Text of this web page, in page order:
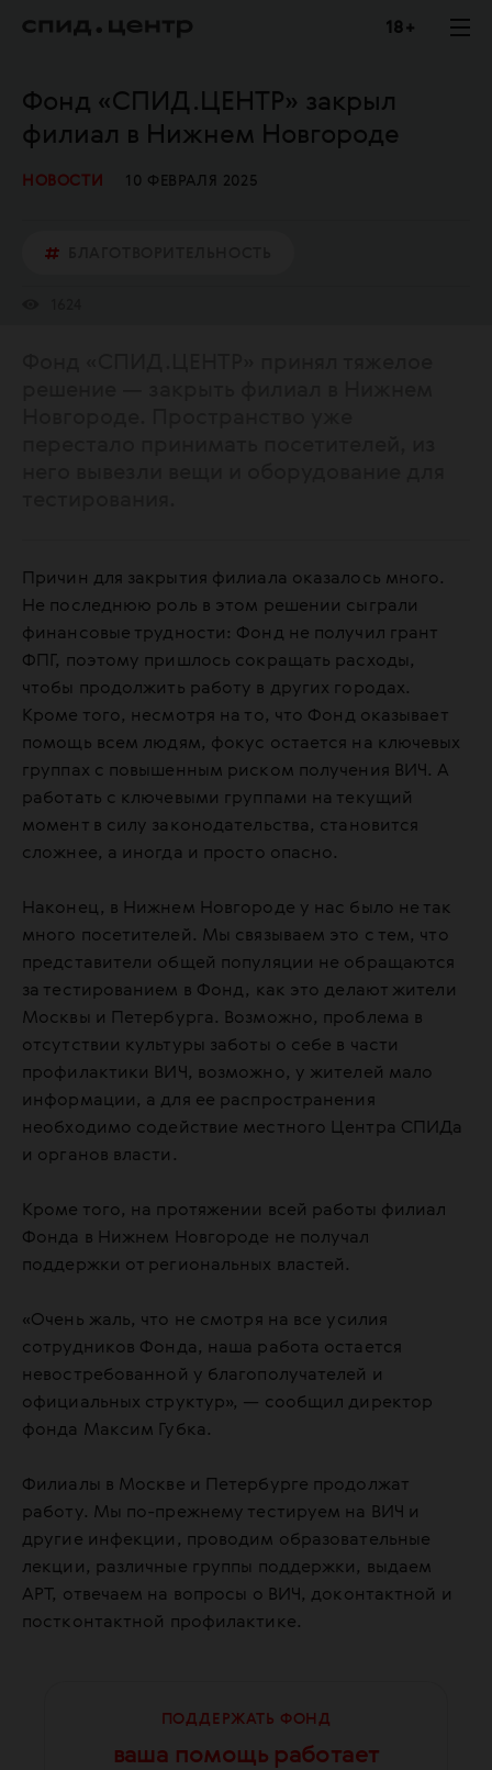
18 +
Фонд «СПИД.ЦЕНТР» закрыл
филиал в Нижнем Новгороде
НОВОСТИ 10 ФЕВРАЛЯ 2025
Причин для закрытия филиала оказалось много.
Не последнюю роль в этом решении сыграли
финансовые трудности: Фонд не получил грант
ФПГ, поэтому пришлось сокращать расходы,
чтобы продолжить работу в других городах.
Кроме того, несмотря на то, что Фонд оказывает
помощь всем людям, фокус остается на ключевых
группах с повышенным риском получения ВИЧ. А
работать с ключевыми группами на текущий
момент в силу законодательства, становится
сложнее, а иногда и просто опасно.
Наконец, в Нижнем Новгороде у нас было не так
много посетителей. Мы связываем это с тем, что
представители общей популяции не обращаются
за тестированием в Фонд, как это делают жители
Москвы и Петербурга. Возможно, проблема в
отсутствии культуры заботы о себе в части
профилактики ВИЧ, возможно, у жителей мало
информации, а для ее распространения
необходимо содействие местного Центра СПИДа
и органов власти.
Кроме того, на протяжении всей работы филиал
Фонда в Нижнем Новгороде не получал
поддержки от региональных властей.
«Очень жаль, что не смотря на все усилия
сотрудников Фонда, наша работа остается
невостребованной у благополучателей и
официальных структур», — сообщил директор
фонда Максим Губка.
Филиалы в Москве и Петербурге продолжат
работу. Мы по-прежнему тестируем на ВИЧ и
другие инфекции, проводим образовательные
лекции, различные группы поддержки, выдаем
АРТ, отвечаем на вопросы о ВИЧ, доконтактной и
постконтактной профилактике.
ПОДДЕРЖАТЬ ФОНД
ваша помощь работает